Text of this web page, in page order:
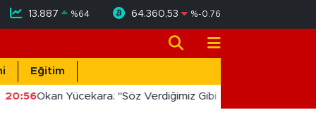
13.887 %64 64.360,53 %-0.76
Eğitim
20:56Okan Yücekara: "Söz Verdiğimiz Gibi Masada Değil,